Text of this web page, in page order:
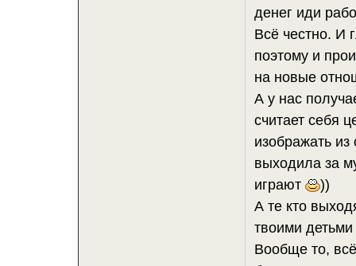
денег иди
Всё честно. И
поэтому и
на новые
А у нас
считает себя
изображать
выходила за
играют
))
А те кто
твоими
Вообще то,